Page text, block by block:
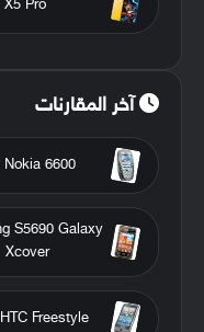
X5 Pro
آخر المقارنات
Nokia 6600
S5690 Galaxy
Xcover
HTC Freestyle